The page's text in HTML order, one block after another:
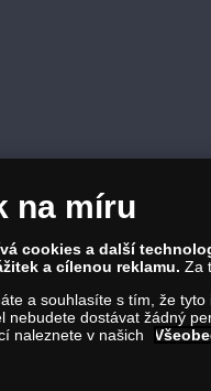
4, 186 00 Praha 8; Tel.: 810 100
na míru
cookies a další
a cílenou reklamu. Za
a souhlasíte s tím, že
dostávat žádný
naleznete v našich